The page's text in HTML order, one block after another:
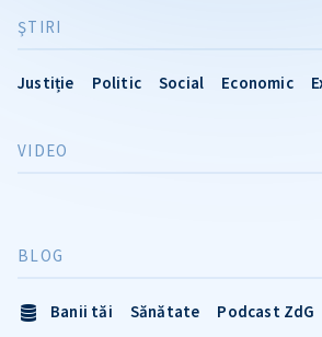
ŞTIRI
Justiție Politic Social Economic
VIDEO
BLOG
Banii tăi Sănătate Podcast ZdG